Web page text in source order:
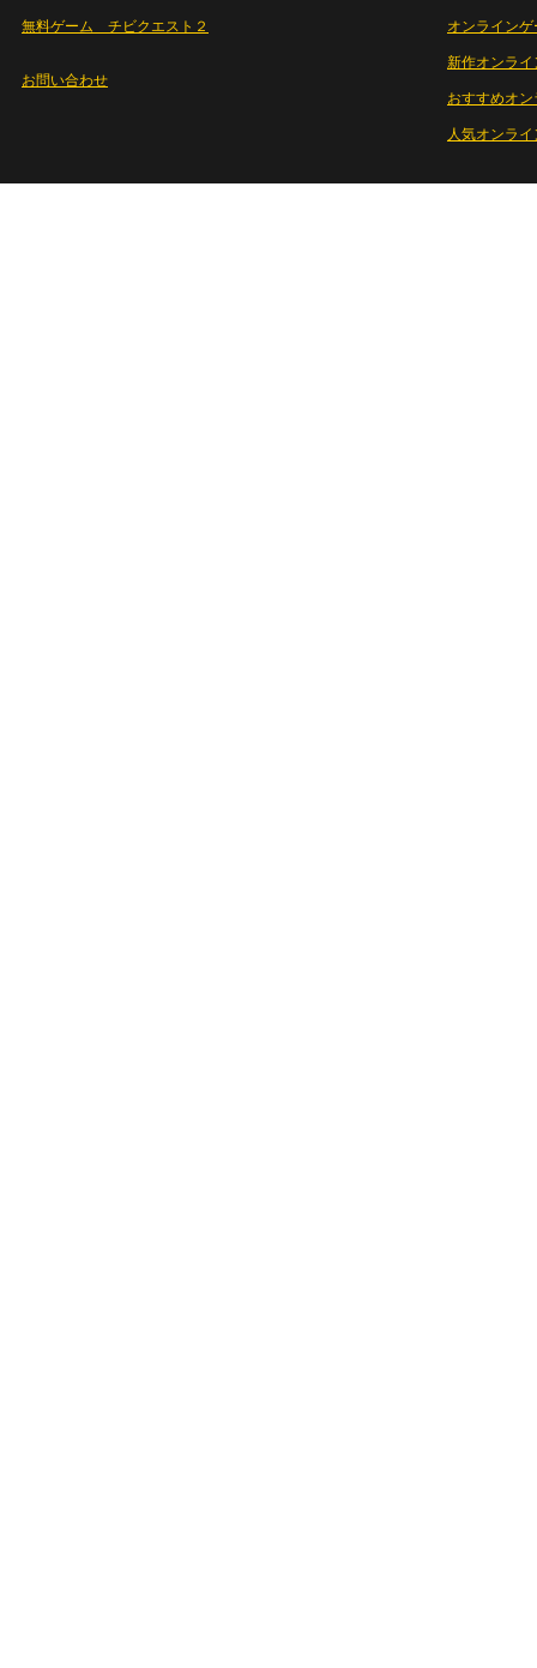
無料ゲーム チビクエスト２
お問い合わせ
オンライン
新作オンライ
おすすめオ
人気オンラ